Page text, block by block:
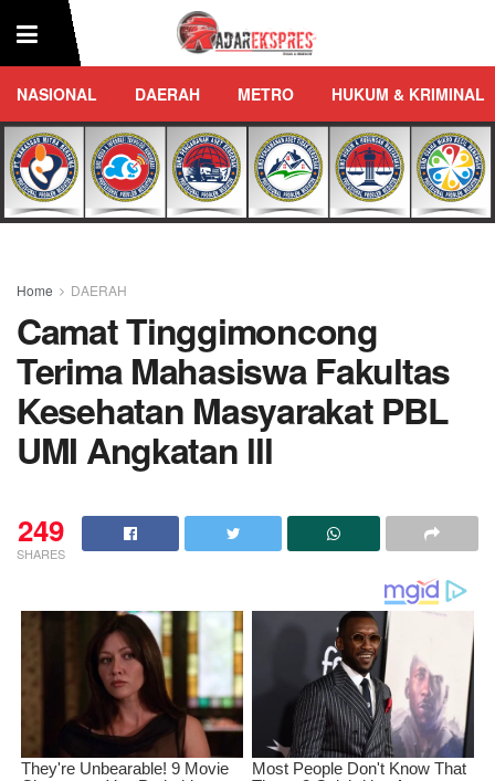
NASIONAL DAERAH METRO HUKUM & KRIMINAL
Home DAERAH
Camat Tinggimoncong
Terima Mahasiswa Fakultas
Kesehatan Masyarakat PBL
UMI Angkatan lll
249
SHARES